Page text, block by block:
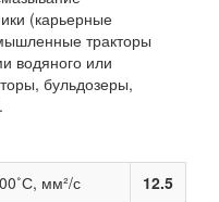
(карьерные
тракторы
водяного или
бульдозеры,
мм²/с
12.5